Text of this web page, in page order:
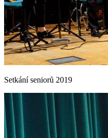
Setkání seniorů 2019